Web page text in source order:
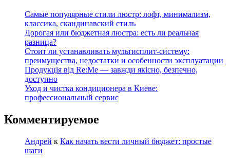
Самые популярные стили люстр: лофт, минимализм,
классика, скандинавский стиль
Дорогая или бюджетная люстра: есть ли реальная
разница?
Стоит ли устанавливать мультисплит-систему:
преимущества, недостатки и особенности эксплуатации
Продукція від Re:Me — завжди якісно, безпечно,
доступно
Уход и чистка кондиционера в Киеве:
профессиональный сервис
Комментируемое
Андрей к Как начать вести личный бюджет: простые
шаги